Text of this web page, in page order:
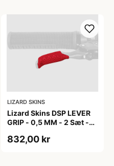
LIZARD SKINS
Lizard Skins DSP LEVER
GRIP - 0,5 MM - 2 Sæt -
832,00 kr